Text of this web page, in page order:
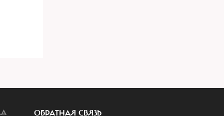
ОБРАТНАЯ СВЯЗЬ